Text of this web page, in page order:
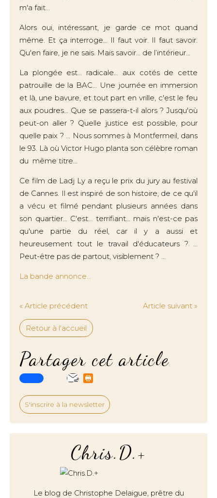
m'a fait...
Alors oui, intéressant, je garde ce mot quand
même. Et ça interroge... Il faut voir. Il faut savoir.
Qu'en faire, je ne sais. Mais savoir... de l’intérieur...
La plongée est... radicale... aux cotés de cette
patrouille de la BAC... Une journée en immersion
et là, une bavure, et tout part en vrille, c'est le feu
aux poudres... Que se passera-t-il alors ? Jusqu'où
peut-on aller ? Quelle justice est possible, pour
quelle paix ? ... Nous sommes à Montfermeil, dans
le 93. Là où Victor Hugo planta son célèbre roman
du même titre...
Ce film de Ladj Ly a reçu le prix du jury au festival
de Cannes. Il est inspiré de son histoire, de ce qu'il
a vécu et filmé pendant plusieurs années dans
son quartier... C'est... terrifiant... mais n'est-ce pas
qu'une partie du réel, car il y a aussi et
heureusement tout le travail d'éducateurs ? ...
Peut-être pas de partout, visiblement ? ...
La bande annonce...
« Article précédent Article suivant »
Retour à l'accueil
Partager cet article
S'inscrire à la newsletter
Chris.D.+
Le blog de Christophe Delaigue, prêtre du